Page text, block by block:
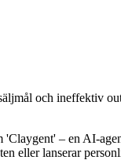
och ineffektiv
– en AI-
eller lanserar